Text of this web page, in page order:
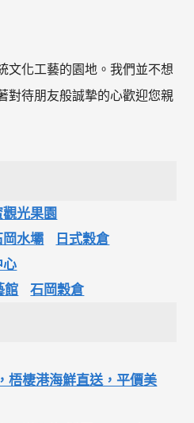
文化工藝的園地。我們並不想
對待朋友般誠摯的心歡迎您親
光果園
岡水壩
日式穀倉
心
館
石岡穀倉
梧棲港海鮮直送，平價美